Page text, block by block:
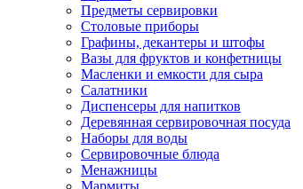
Предметы сервировки
Столовые приборы
Графины, декантеры и штофы
Вазы для фруктов и конфетницы
Масленки и емкости для сыра
Салатники
Диспенсеры для напитков
Деревянная сервировочная посуда
Наборы для воды
Сервировочные блюда
Менажницы
Мармиты